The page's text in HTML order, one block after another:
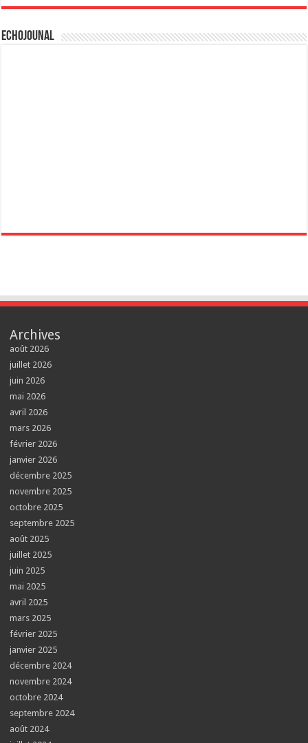
Echojounal
Archives
août 2026
juillet 2026
juin 2026
mai 2026
avril 2026
mars 2026
février 2026
janvier 2026
décembre 2025
novembre 2025
octobre 2025
septembre 2025
août 2025
juillet 2025
juin 2025
mai 2025
avril 2025
mars 2025
février 2025
janvier 2025
décembre 2024
novembre 2024
octobre 2024
septembre 2024
août 2024